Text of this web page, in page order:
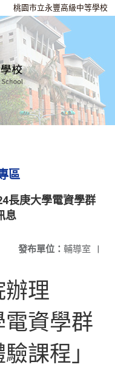
桃園市立永豐高級中等學校
區
長庚大學電資學群
息
發布單位： 輔導室 |
辦理
電資學群
課程」